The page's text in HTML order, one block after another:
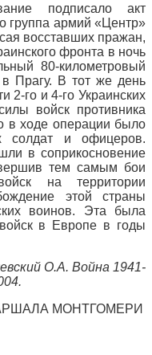
подписало акт
группа армий «Центр»
восставших пражан,
фронта в ночь
80-километровый
Прагу. В тот же день
2-го и 4-го Украинских
войск противника
в ходе операции было
солдат и офицеров.
в соприкосновение
тем самым бои
на территории
этой страны
воинов. Эта была
в Европе в годы
О.А. Война 1941-
МОНТГОМЕРИ